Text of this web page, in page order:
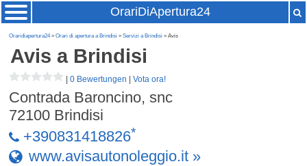
OrariDiApertura24
Oraridiapertura24»Orari di apertura a Brindisi »Servizi a Brindisi » Avis
Avis a Brindisi
|0 Bewertungen |Vota ora!
Contrada Baroncino, snc
72100 Brindisi
+390831418826*
www.avisautonoleggio.it »